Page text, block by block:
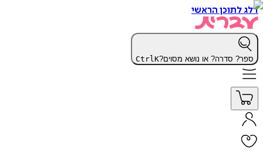
דלג לתוכן הראשי
ספר? סדרה? או נושא מסוים? CtrlK